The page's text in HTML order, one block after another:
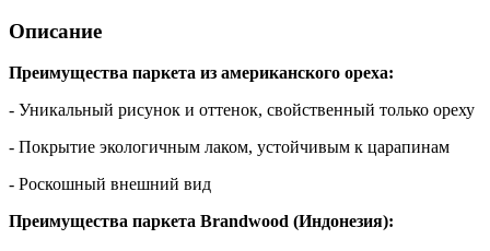
Описание
Преимущества паркета из американского ореха:
- Уникальный рисунок и оттенок, свойственный только ореху
- Покрытие экологичным лаком, устойчивым к царапинам
- Роскошный внешний вид
Преимущества паркета Brandwood (Индонезия):